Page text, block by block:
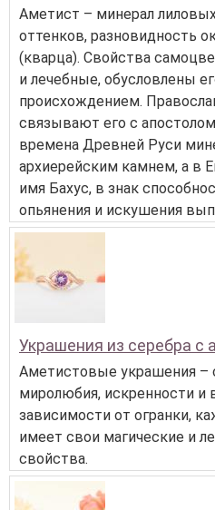
Аметист – минерал
оттенков, разновидность
(кварца). Свойства
и лечебные, обусловлены
происхождением.
связывают его с
времена Древней Руси
архиерейским камнем, а в
имя Бахус, в знак
опьянения и искушения
Украшения из серебра с
Аметистовые украшения –
миролюбия, искренности и
зависимости от огранки,
имеет свои магические и
свойства.